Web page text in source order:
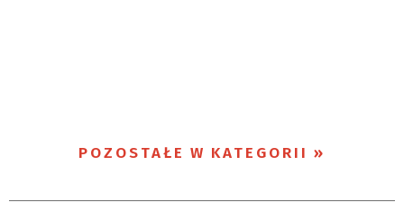
POZOSTAŁE W KATEGORII